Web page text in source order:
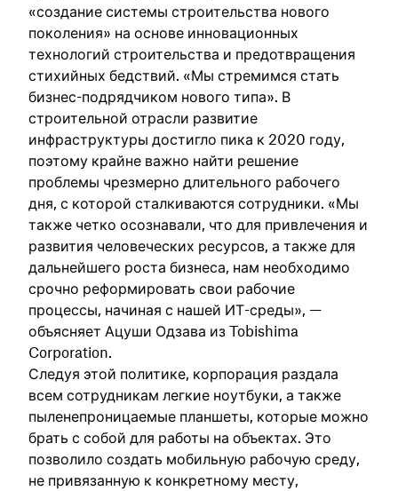
«создание системы строительства нового
поколения» на основе инновационных
технологий строительства и предотвращения
стихийных бедствий. «Мы стремимся стать
бизнес-подрядчиком нового типа». В
строительной отрасли развитие
инфраструктуры достигло пика к 2020 году,
поэтому крайне важно найти решение
проблемы чрезмерно длительного рабочего
дня, с которой сталкиваются сотрудники. «Мы
также четко осознавали, что для привлечения и
развития человеческих ресурсов, а также для
дальнейшего роста бизнеса, нам необходимо
срочно реформировать свои рабочие
процессы, начиная с нашей ИТ-среды», —
объясняет Ацуши Одзава из Tobishima
Corporation.
Следуя этой политике, корпорация раздала
всем сотрудникам легкие ноутбуки, а также
пыленепроницаемые планшеты, которые можно
брать с собой для работы на объектах. Это
позволило создать мобильную рабочую среду,
не привязанную к конкретному месту,